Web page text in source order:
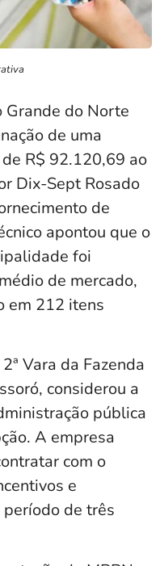
Grande do Norte
de uma
R$ 92.120,69 ao
Dix-Sept Rosado
de
apontou que o
foi
de mercado,
em 212 itens
Vara da Fazenda
considerou a
pública
A empresa
com o
e
de três